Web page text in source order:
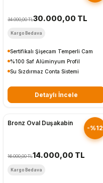
34.000,00 TL30.000,00 TL
Kargo Bedava
Sertifikalı Şişecam Temperli Cam
%100 Saf Alüminyum Profil
Su Sızdırmaz Conta Sistemi
Detaylı İncele
-%12
Bronz Oval Duşakabin
16.000,00 TL14.000,00 TL
Kargo Bedava